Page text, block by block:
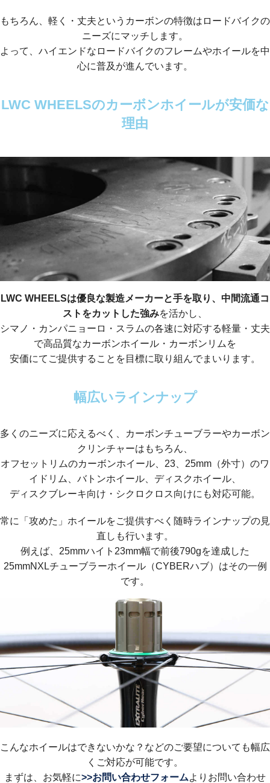
もちろん、軽く・丈夫というカーボンの特徴はロードバイクの
ニーズにマッチします。
よって、ハイエンドなロードバイクのフレームやホイールを中
心に普及が進んでいます。
LWC WHEELSのカーボンホイールが安価な
理由
LWC WHEELSは優良な製造メーカーと手を取り、中間流通コ
ストをカットした強みを活かし、
シマノ・カンパニョーロ・スラムの各速に対応する軽量・丈夫
で高品質なカーボンホイール・カーボンリムを
安価にてご提供することを目標に取り組んでまいります。
幅広いラインナップ
多くのニーズに応えるべく、カーボンチューブラーやカーボン
クリンチャーはもちろん、
オフセットリムのカーボンホイール、23、25mm（外寸）のワ
イドリム、バトンホイール、ディスクホイール、
ディスクブレーキ向け・シクロクロス向けにも対応可能。
常に「攻めた」ホイールをご提供すべく随時ラインナップの見
直しも行います。
例えば、25mmハイト23mm幅で前後790gを達成した
25mmNXLチューブラーホイール（CYBERハブ）はその一例
です。
こんなホイールはできないかな？などのご要望についても幅広
くご対応が可能です。
まずは、お気軽に>>お問い合わせフォームよりお問い合わせ